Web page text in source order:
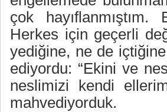
çok
Herkes için geçerli
yediğine, ne de
ediyordu: “Ekini ve
neslimizi kendi
mahvediyorduk.